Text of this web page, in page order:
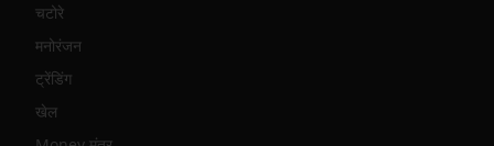
चटोरे
मनोरंजन
ट्रेंडिंग
खेल